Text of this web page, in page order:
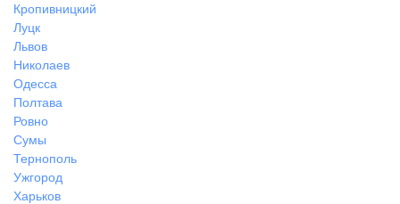
Кропивницкий
Луцк
Львов
Николаев
Одесса
Полтава
Ровно
Сумы
Тернополь
Ужгород
Харьков